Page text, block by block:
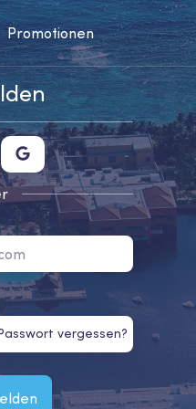
Promotionen
vergessen?